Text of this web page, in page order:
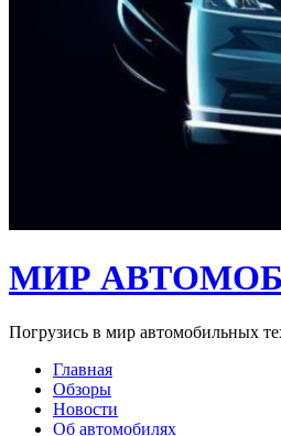
МИР
Погрузись в мир автомобильных
Главная
Обзоры
Новости
Об автомобилях